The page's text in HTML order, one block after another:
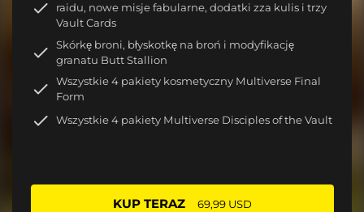
raidu, nowe misje fabularne, dodatki zza kulis i trzy
Vault Cards
Skórkę broni, błyskotkę na broń i modyfikację
granatu Butt Stallion
Wszystkie 4 pakiety kosmetyczny Multiverse Final
Form
Wszystkie 4 pakiety Multiverse Disciples of the Vault
KUP TERAZ 69,99 USD